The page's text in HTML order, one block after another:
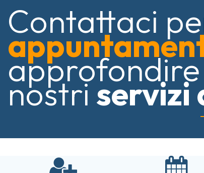
Contattaci
nostriservizi